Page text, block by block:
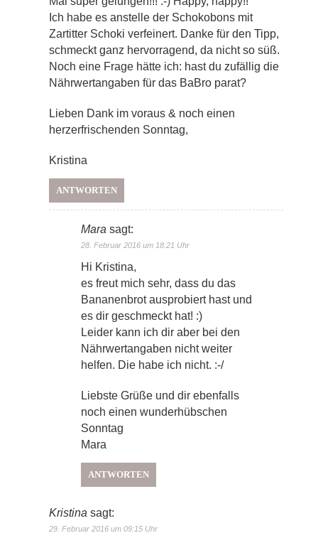
Ich habe es anstelle der Schokobons mit
Zartitter Schoki verfeinert. Danke für den Tipp,
schmeckt ganz hervorragend, da nicht so süß.
Noch eine Frage hätte ich: hast du zufällig die
Nährwertangaben für das BaBro parat?
Lieben Dank im voraus & noch einen
herzerfrischenden Sonntag,
Kristina
ANTWORTEN
Mara sagt:
28. Februar 2016 um 18:21 Uhr
Hi Kristina,
es freut mich sehr, dass du das
Bananenbrot ausprobiert hast und
es dir geschmeckt hat! :)
Leider kann ich dir aber bei den
Nährwertangaben nicht weiter
helfen. Die habe ich nicht. :-/
Liebste Grüße und dir ebenfalls
noch einen wunderhübschen
Sonntag
Mara
ANTWORTEN
Kristina sagt:
29. Februar 2016 um 09:15 Uhr